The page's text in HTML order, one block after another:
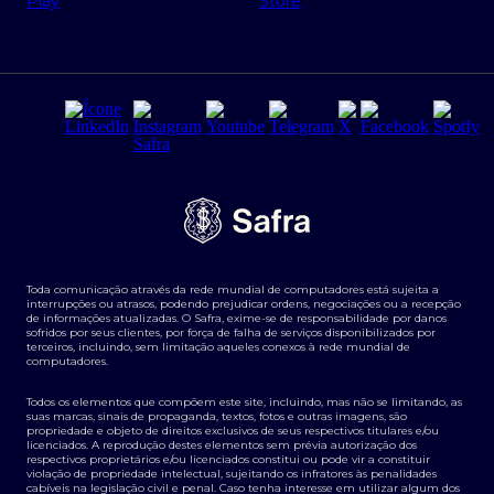
Regras e Parâmetros de Atuação Banco Safra
Segurança da Informação
Tarifas e serviços Pessoa Física
Transparência de remuneração
Termos e Condições para Portabilidade de Investimento
Derivativos
Agronegócios
Toda comunicação através da rede mundial de computadores está sujeita a
interrupções ou atrasos, podendo prejudicar ordens, negociações ou a recepção
de informações atualizadas. O Safra, exime-se de responsabilidade por danos
sofridos por seus clientes, por força de falha de serviços disponibilizados por
terceiros, incluindo, sem limitação aqueles conexos à rede mundial de
computadores.
Todos os elementos que compõem este site, incluindo, mas não se limitando, as
suas marcas, sinais de propaganda, textos, fotos e outras imagens, são
propriedade e objeto de direitos exclusivos de seus respectivos titulares e/ou
licenciados. A reprodução destes elementos sem prévia autorização dos
respectivos proprietários e/ou licenciados constitui ou pode vir a constituir
violação de propriedade intelectual, sujeitando os infratores às penalidades
cabíveis na legislação civil e penal. Caso tenha interesse em utilizar algum dos